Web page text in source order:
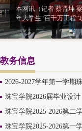
本网讯（记者 蔡晋坤
年大学生“百千万工程”
教务信息
2026-2027学年第一学期
珠宝学院2026届毕业设
珠宝学院2025-2026第二
珠宝学院2025-2026第一